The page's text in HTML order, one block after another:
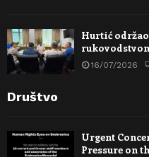
Hurtić
16/07/2026
Društvo
Urgent
Pressure on